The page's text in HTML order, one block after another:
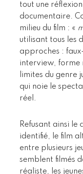
tout une
documentaire.
milieu du film : «
utilisant tous les
approches :
interview, forme
limites du genre
qui noie le
réel.
Refusant ainsi le
identifié, le film
entre plusieurs
semblent filmés
réaliste, les